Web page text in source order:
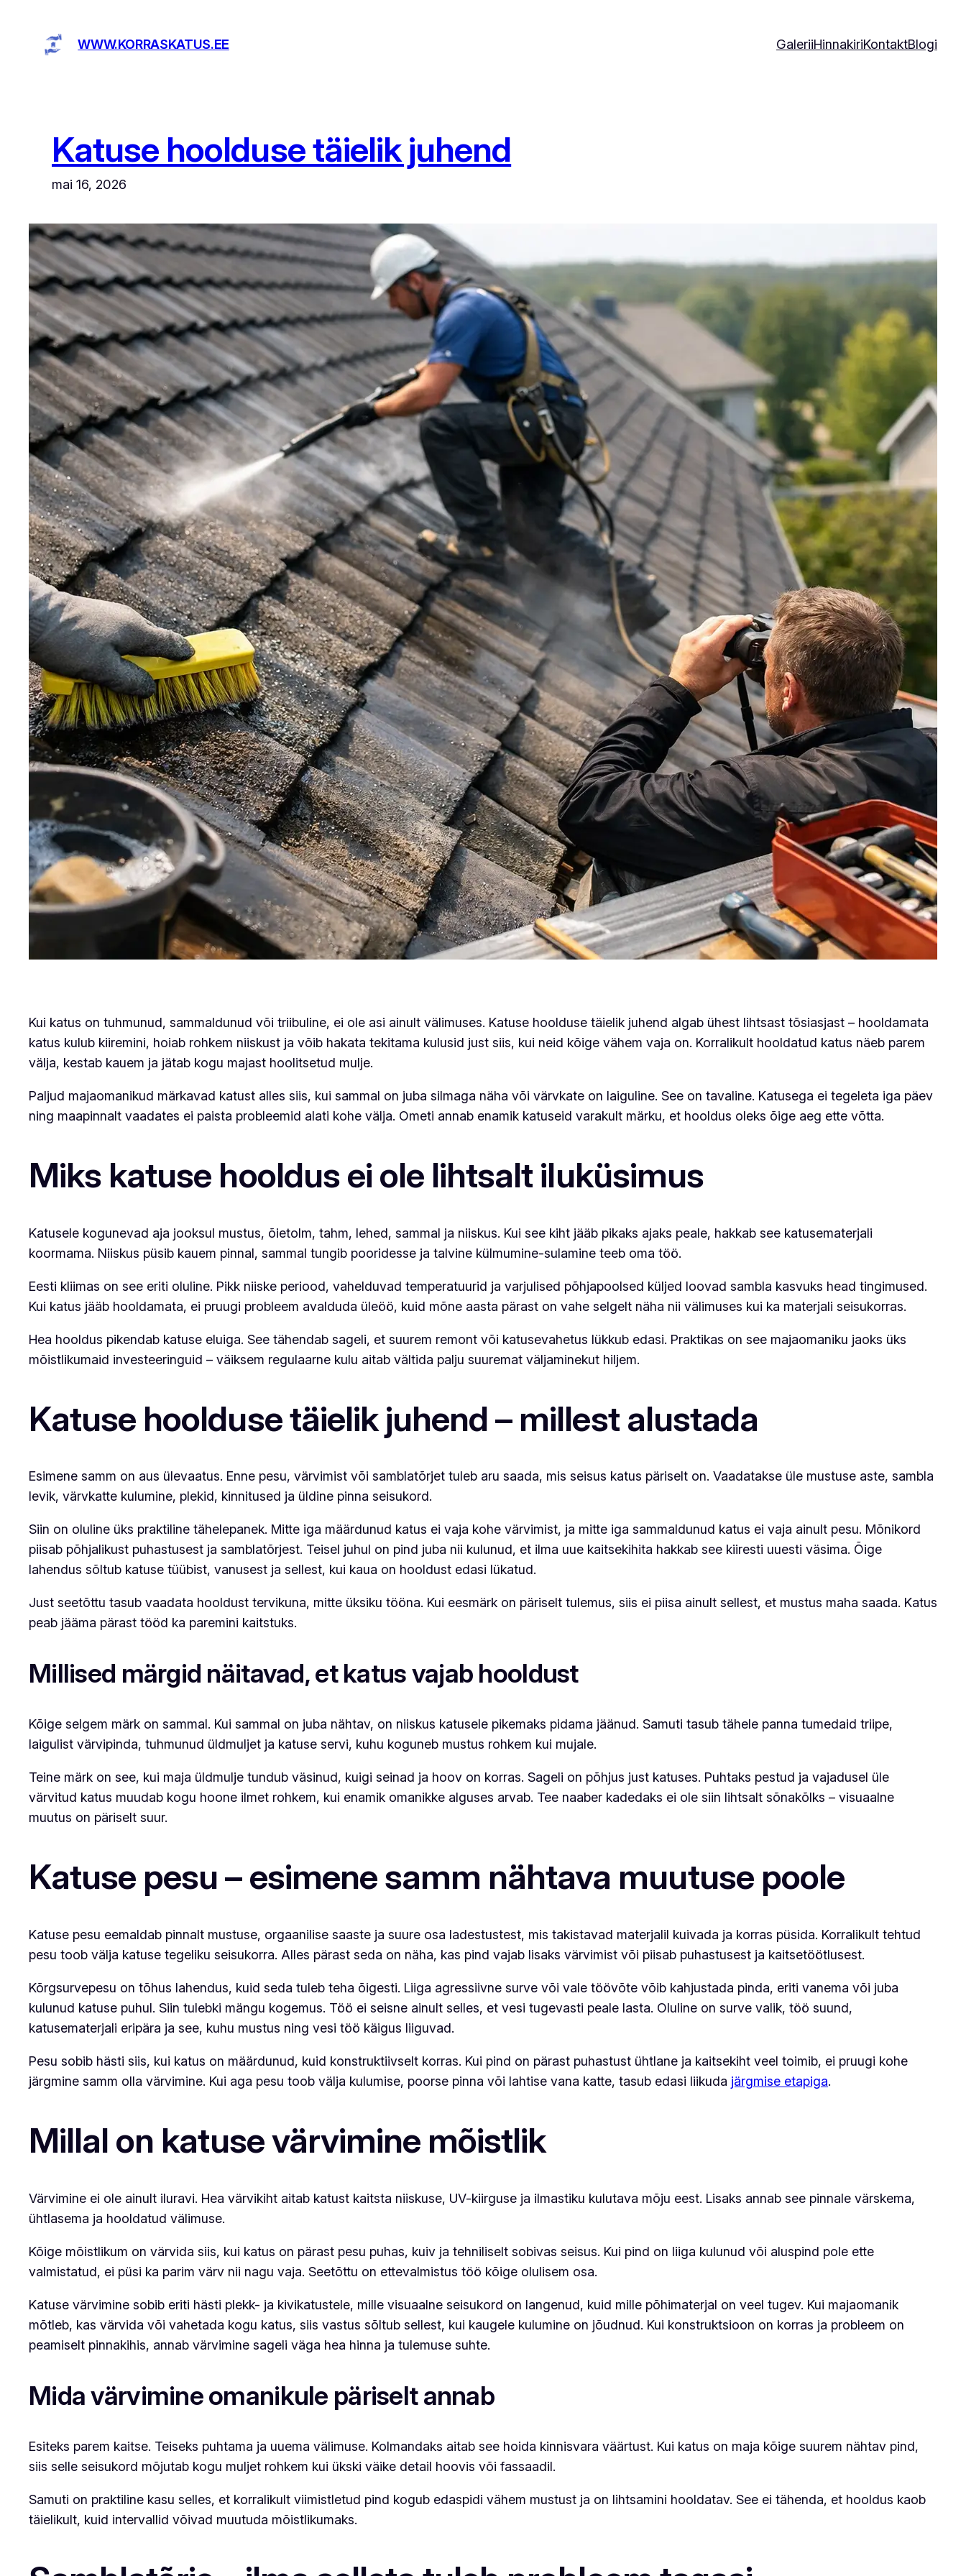
WWW.KORRASKATUS.EE GaleriiHinnakiriKontaktBlogi
Katuse hoolduse täielik juhend
mai 16, 2026
Kui katus on tuhmunud, sammaldunud või triibuline, ei ole asi ainult välimuses. Katuse hoolduse täielik juhend algab ühest lihtsast tõsiasjast – hooldamata
katus kulub kiiremini, hoiab rohkem niiskust ja võib hakata tekitama kulusid just siis, kui neid kõige vähem vaja on. Korralikult hooldatud katus näeb parem
välja, kestab kauem ja jätab kogu majast hoolitsetud mulje.
Paljud majaomanikud märkavad katust alles siis, kui sammal on juba silmaga näha või värvkate on laiguline. See on tavaline. Katusega ei tegeleta iga päev
ning maapinnalt vaadates ei paista probleemid alati kohe välja. Ometi annab enamik katuseid varakult märku, et hooldus oleks õige aeg ette võtta.
Miks katuse hooldus ei ole lihtsalt iluküsimus
Katusele kogunevad aja jooksul mustus, õietolm, tahm, lehed, sammal ja niiskus. Kui see kiht jääb pikaks ajaks peale, hakkab see katusematerjali
koormama. Niiskus püsib kauem pinnal, sammal tungib pooridesse ja talvine külmumine-sulamine teeb oma töö.
Eesti kliimas on see eriti oluline. Pikk niiske periood, vahelduvad temperatuurid ja varjulised põhjapoolsed küljed loovad sambla kasvuks head tingimused.
Kui katus jääb hooldamata, ei pruugi probleem avalduda üleöö, kuid mõne aasta pärast on vahe selgelt näha nii välimuses kui ka materjali seisukorras.
Hea hooldus pikendab katuse eluiga. See tähendab sageli, et suurem remont või katusevahetus lükkub edasi. Praktikas on see majaomaniku jaoks üks
mõistlikumaid investeeringuid – väiksem regulaarne kulu aitab vältida palju suuremat väljaminekut hiljem.
Katuse hoolduse täielik juhend – millest alustada
Esimene samm on aus ülevaatus. Enne pesu, värvimist või samblatõrjet tuleb aru saada, mis seisus katus päriselt on. Vaadatakse üle mustuse aste, sambla
levik, värvkatte kulumine, plekid, kinnitused ja üldine pinna seisukord.
Siin on oluline üks praktiline tähelepanek. Mitte iga määrdunud katus ei vaja kohe värvimist, ja mitte iga sammaldunud katus ei vaja ainult pesu. Mõnikord
piisab põhjalikust puhastusest ja samblatõrjest. Teisel juhul on pind juba nii kulunud, et ilma uue kaitsekihita hakkab see kiiresti uuesti väsima. Õige
lahendus sõltub katuse tüübist, vanusest ja sellest, kui kaua on hooldust edasi lükatud.
Just seetõttu tasub vaadata hooldust tervikuna, mitte üksiku tööna. Kui eesmärk on päriselt tulemus, siis ei piisa ainult sellest, et mustus maha saada. Katus
peab jääma pärast tööd ka paremini kaitstuks.
Millised märgid näitavad, et katus vajab hooldust
Kõige selgem märk on sammal. Kui sammal on juba nähtav, on niiskus katusele pikemaks pidama jäänud. Samuti tasub tähele panna tumedaid triipe,
laigulist värvipinda, tuhmunud üldmuljet ja katuse servi, kuhu koguneb mustus rohkem kui mujale.
Teine märk on see, kui maja üldmulje tundub väsinud, kuigi seinad ja hoov on korras. Sageli on põhjus just katuses. Puhtaks pestud ja vajadusel üle
värvitud katus muudab kogu hoone ilmet rohkem, kui enamik omanikke alguses arvab. Tee naaber kadedaks ei ole siin lihtsalt sõnakõlks – visuaalne
muutus on päriselt suur.
Katuse pesu – esimene samm nähtava muutuse poole
Katuse pesu eemaldab pinnalt mustuse, orgaanilise saaste ja suure osa ladestustest, mis takistavad materjalil kuivada ja korras püsida. Korralikult tehtud
pesu toob välja katuse tegeliku seisukorra. Alles pärast seda on näha, kas pind vajab lisaks värvimist või piisab puhastusest ja kaitsetöötlusest.
Kõrgsurvepesu on tõhus lahendus, kuid seda tuleb teha õigesti. Liiga agressiivne surve või vale töövõte võib kahjustada pinda, eriti vanema või juba
kulunud katuse puhul. Siin tulebki mängu kogemus. Töö ei seisne ainult selles, et vesi tugevasti peale lasta. Oluline on surve valik, töö suund,
katusematerjali eripära ja see, kuhu mustus ning vesi töö käigus liiguvad.
Pesu sobib hästi siis, kui katus on määrdunud, kuid konstruktiivselt korras. Kui pind on pärast puhastust ühtlane ja kaitsekiht veel toimib, ei pruugi kohe
järgmine samm olla värvimine. Kui aga pesu toob välja kulumise, poorse pinna või lahtise vana katte, tasub edasi liikuda järgmise etapiga.
Millal on katuse värvimine mõistlik
Värvimine ei ole ainult iluravi. Hea värvikiht aitab katust kaitsta niiskuse, UV-kiirguse ja ilmastiku kulutava mõju eest. Lisaks annab see pinnale värskema,
ühtlasema ja hooldatud välimuse.
Kõige mõistlikum on värvida siis, kui katus on pärast pesu puhas, kuiv ja tehniliselt sobivas seisus. Kui pind on liiga kulunud või aluspind pole ette
valmistatud, ei püsi ka parim värv nii nagu vaja. Seetõttu on ettevalmistus töö kõige olulisem osa.
Katuse värvimine sobib eriti hästi plekk- ja kivikatustele, mille visuaalne seisukord on langenud, kuid mille põhimaterjal on veel tugev. Kui majaomanik
mõtleb, kas värvida või vahetada kogu katus, siis vastus sõltub sellest, kui kaugele kulumine on jõudnud. Kui konstruktsioon on korras ja probleem on
peamiselt pinnakihis, annab värvimine sageli väga hea hinna ja tulemuse suhte.
Mida värvimine omanikule päriselt annab
Esiteks parem kaitse. Teiseks puhtama ja uuema välimuse. Kolmandaks aitab see hoida kinnisvara väärtust. Kui katus on maja kõige suurem nähtav pind,
siis selle seisukord mõjutab kogu muljet rohkem kui ükski väike detail hoovis või fassaadil.
Samuti on praktiline kasu selles, et korralikult viimistletud pind kogub edaspidi vähem mustust ja on lihtsamini hooldatav. See ei tähenda, et hooldus kaob
täielikult, kuid intervallid võivad muutuda mõistlikumaks.